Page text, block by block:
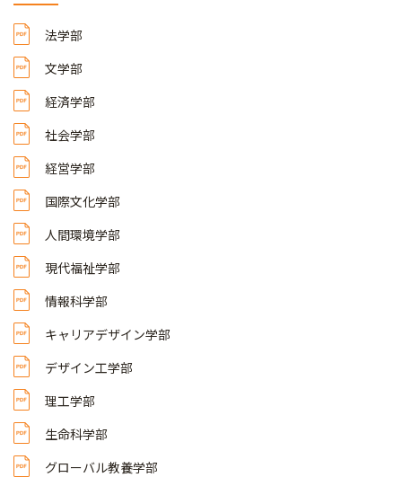
法学部
文学部
経済学部
社会学部
経営学部
国際文化学部
人間環境学部
現代福祉学部
情報科学部
キャリアデザイン学部
デザイン工学部
理工学部
生命科学部
グローバル教養学部